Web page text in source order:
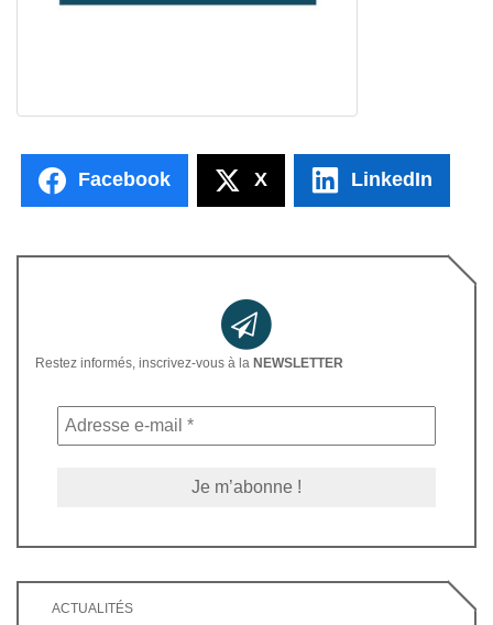
Facebook X LinkedIn
Restez informés, inscrivez-vous à la NEWSLETTER
ACTUALITÉS